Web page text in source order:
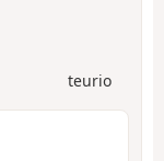
teurio